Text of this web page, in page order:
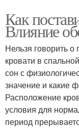
Как
Влияние
Нельзя говорить
кровати в
сон с
значение и какие
Расположение
условия для
период